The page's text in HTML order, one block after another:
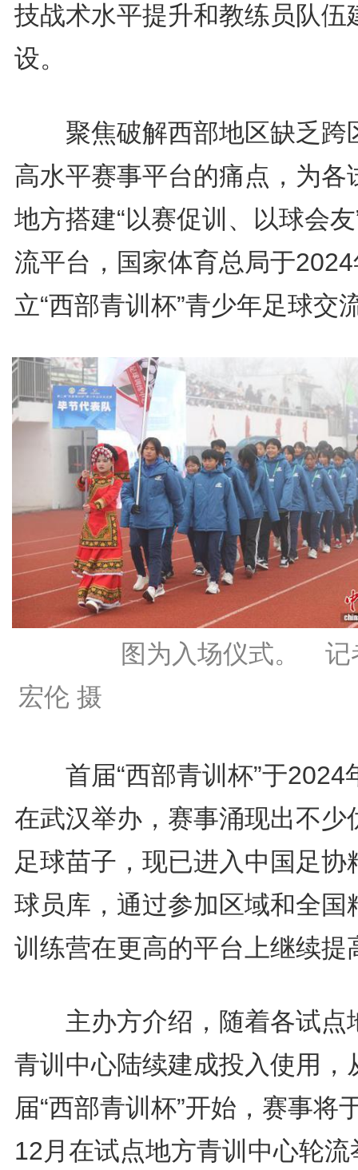
技战术水平提升和教练员队伍
设。
聚焦破解西部地区缺乏跨
高水平赛事平台的痛点，为各
地方搭建“以赛促训、以球会
流平台，国家体育总局于
立“西部青训杯”青少年足球交
图为入场仪式。 记
宏伦 摄
首届“西部青训杯”于2024
在武汉举办，赛事涌现出不少
足球苗子，现已进入中国足协
球员库，通过参加区域和全国
训练营在更高的平台上继续提
主办方介绍，随着各试点
青训中心陆续建成投入使用，
届“西部青训杯”开始，赛事将
12月在试点地方青训中心轮流